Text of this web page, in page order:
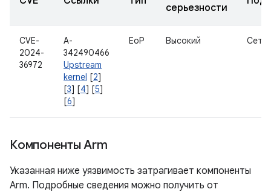
серьезности
CVE-
2024-
36972
A-
342490466
Upstream
kernel [2]
[3] [4] [5]
[6]
EoP Высокий Сеть
Компоненты Arm
Указанная ниже уязвимость затрагивает компоненты
Arm. Подробные сведения можно получить от